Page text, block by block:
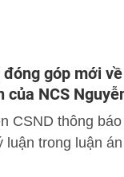
đóng góp mới
của NCS
CSND thông
luận trong luận